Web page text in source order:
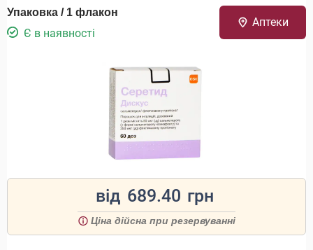
Упаковка / 1 флакон
Є в наявності
Аптеки
від 689.40 грн
Ціна дійсна при резервуванні